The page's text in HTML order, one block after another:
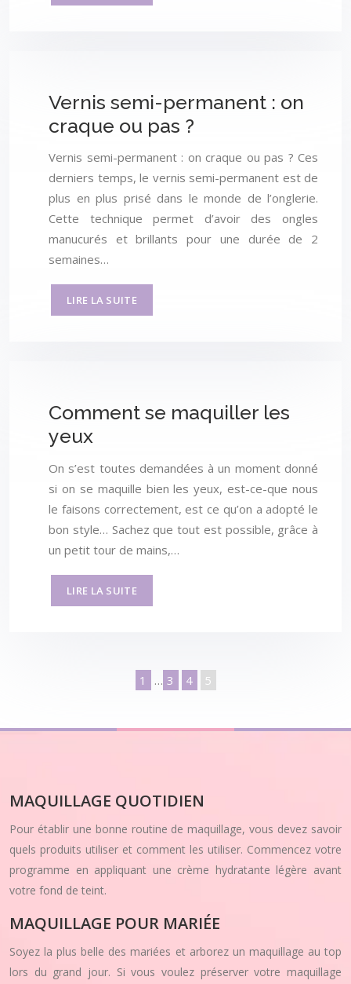
Vernis semi-permanent : on
craque ou pas ?
Vernis semi-permanent : on craque ou pas ? Ces
derniers temps, le vernis semi-permanent est de
plus en plus prisé dans le monde de l’onglerie.
Cette technique permet d’avoir des ongles
manucurés et brillants pour une durée de 2
semaines…
LIRE LA SUITE
Comment se maquiller les
yeux
On s’est toutes demandées à un moment donné
si on se maquille bien les yeux, est-ce-que nous
le faisons correctement, est ce qu’on a adopté le
bon style… Sachez que tout est possible, grâce à
un petit tour de mains,…
LIRE LA SUITE
1 … 3 4 5
MAQUILLAGE QUOTIDIEN
Pour établir une bonne routine de maquillage, vous devez savoir
quels produits utiliser et comment les utiliser. Commencez votre
programme en appliquant une crème hydratante légère avant
votre fond de teint.
MAQUILLAGE POUR MARIÉE
Soyez la plus belle des mariées et arborez un maquillage au top
lors du grand jour. Si vous voulez préserver votre maquillage